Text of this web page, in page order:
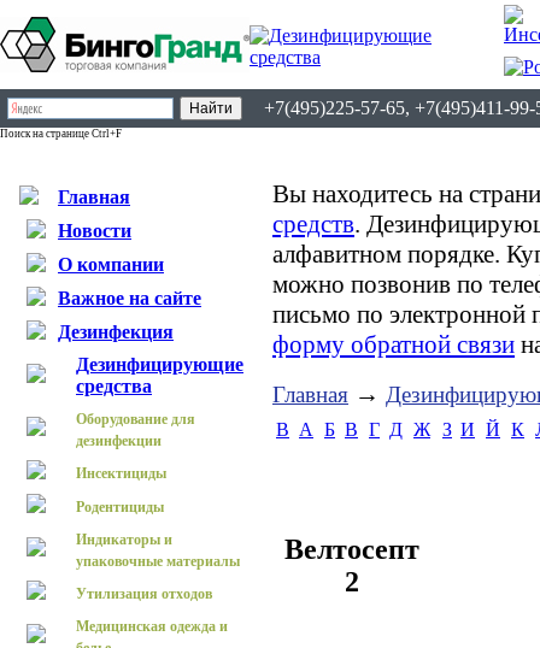
+7(495)225-57-65, +7(495)411-99-
Поиск на странице Ctrl+F
Главная
Новости
О компании
Важное на сайте
Дезинфекция
Дезинфицирующие
средства
Оборудование для
дезинфекции
Инсектициды
Родентициды
Индикаторы и
упаковочные материалы
Утилизация отходов
Медицинская одежда и
Вы находитесь на
средств.
алфавитном порядке.
можно позвонив по
письмо по электронной
форму обратной связи
Главная →
B А Б В Г Д Ж З И Й К
Велтосепт
2